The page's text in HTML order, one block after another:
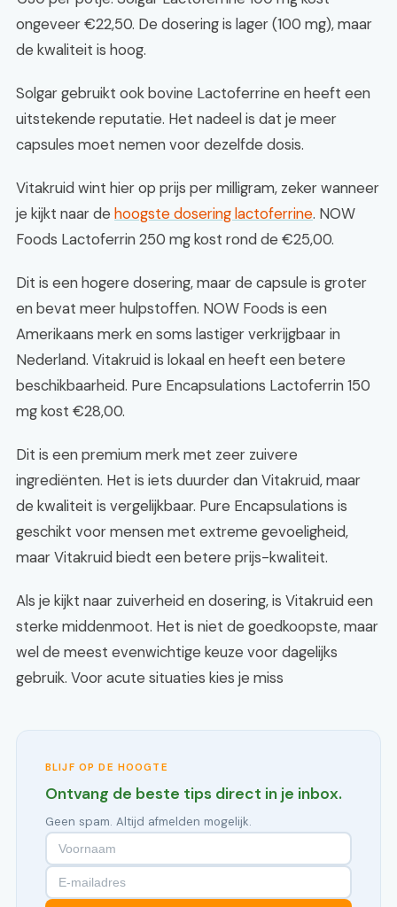
ongeveer €22,50. De dosering is lager (100 mg), maar
de kwaliteit is hoog.
Solgar gebruikt ook bovine Lactoferrine en heeft een
uitstekende reputatie. Het nadeel is dat je meer
capsules moet nemen voor dezelfde dosis.
Vitakruid wint hier op prijs per milligram, zeker wanneer
je kijkt naar de hoogste dosering lactoferrine. NOW
Foods Lactoferrin 250 mg kost rond de €25,00.
Dit is een hogere dosering, maar de capsule is groter
en bevat meer hulpstoffen. NOW Foods is een
Amerikaans merk en soms lastiger verkrijgbaar in
Nederland. Vitakruid is lokaal en heeft een betere
beschikbaarheid. Pure Encapsulations Lactoferrin 150
mg kost €28,00.
Dit is een premium merk met zeer zuivere
ingrediënten. Het is iets duurder dan Vitakruid, maar
de kwaliteit is vergelijkbaar. Pure Encapsulations is
geschikt voor mensen met extreme gevoeligheid,
maar Vitakruid biedt een betere prijs-kwaliteit.
Als je kijkt naar zuiverheid en dosering, is Vitakruid een
sterke middenmoot. Het is niet de goedkoopste, maar
wel de meest evenwichtige keuze voor dagelijks
gebruik. Voor acute situaties kies je miss
BLIJF OP DE HOOGTE
Ontvang de beste tips direct in je inbox.
Geen spam. Altijd afmelden mogelijk.